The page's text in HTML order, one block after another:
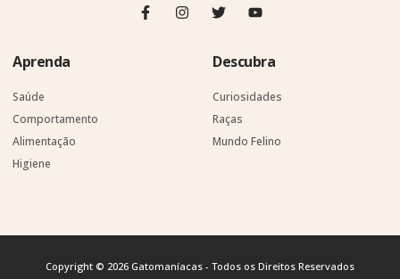
Aprenda
Saúde
Comportamento
Alimentação
Higiene
Descubra
Curiosidades
Raças
Mundo Felino
Copyright © 2026 Gatomaníacas - Todos os Direitos Reservados